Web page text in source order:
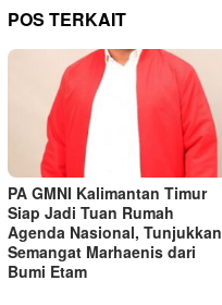
POS TERKAIT
PA GMNI Kalimantan Timur
Siap Jadi Tuan Rumah
Agenda Nasional, Tunjukkan
Semangat Marhaenis dari
Bumi Etam